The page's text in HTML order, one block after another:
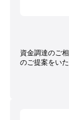
資金調達のご
のご提案をいた